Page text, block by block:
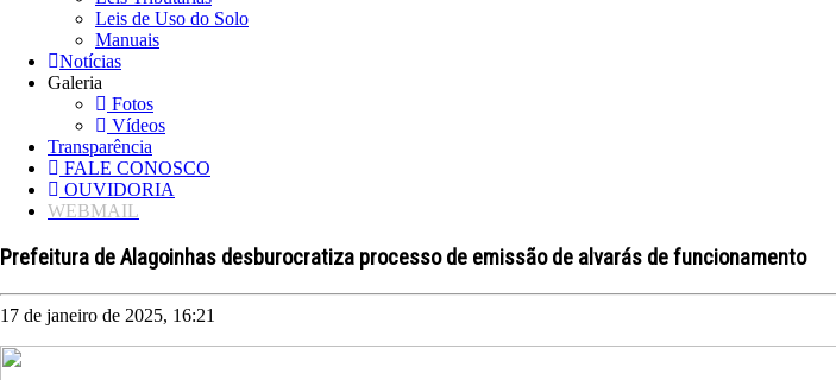
Leis de Uso do Solo
Manuais
Notícias
Galeria
Fotos
Vídeos
Transparência
FALE CONOSCO
OUVIDORIA
WEBMAIL
Prefeitura de Alagoinhas desburocratiza processo de emissão de alvarás de funcionamento
17 de janeiro de 2025, 16:21